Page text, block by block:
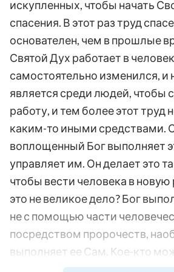
искупленных, чтобы начать
спасения. В этот раз труд
основателен, чем в прошлые
Святой Дух работает в
самостоятельно изменился, и
является среди людей, чтобы
работу, и тем более этот труд
каким-то иными средствами.
воплощенный Бог выполняет
управляет им. Он делает это
чтобы вести человека в новую
это не великое дело? Бог
не с помощью части
посредством пророчеств,
выполняет ее Сам. Кое-кто
не такое уж это и великое дело